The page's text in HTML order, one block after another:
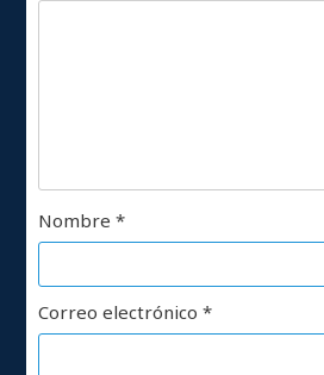
Nombre*
Correo electrónico*